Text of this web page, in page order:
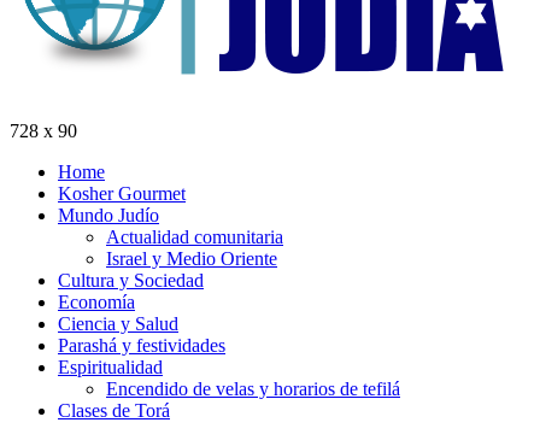
728 x 90
Home
Kosher Gourmet
Mundo Judío
Actualidad comunitaria
Israel y Medio Oriente
Cultura y Sociedad
Economía
Ciencia y Salud
Parashá y festividades
Espiritualidad
Encendido de velas y horarios de tefilá
Clases de Torá